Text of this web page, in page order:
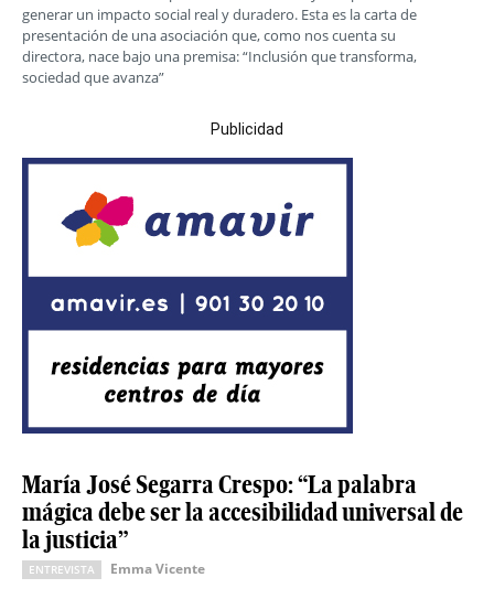
generar un impacto social real y duradero. Esta es la carta de
presentación de una asociación que, como nos cuenta su
directora, nace bajo una premisa: “Inclusión que transforma,
sociedad que avanza”
Publicidad
María José Segarra Crespo: “La palabra
mágica debe ser la accesibilidad universal de
la justicia”
ENTREVISTA Emma Vicente